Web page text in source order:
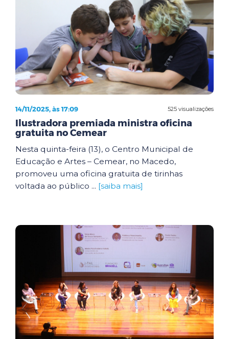
525 visualizações
14/11/2025, às 17:09
Ilustradora premiada ministra oficina
gratuita no Cemear
Nesta quinta-feira (13), o Centro Municipal de
Educação e Artes – Cemear, no Macedo,
promoveu uma oficina gratuita de tirinhas
voltada ao público ... [saiba mais]